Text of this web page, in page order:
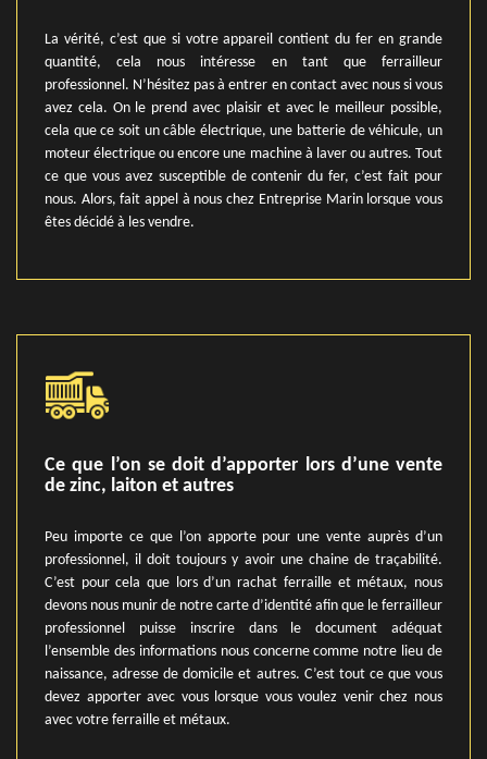
La vérité, c’est que si votre appareil contient du fer en grande
quantité, cela nous intéresse en tant que ferrailleur
professionnel. N’hésitez pas à entrer en contact avec nous si vous
avez cela. On le prend avec plaisir et avec le meilleur possible,
cela que ce soit un câble électrique, une batterie de véhicule, un
moteur électrique ou encore une machine à laver ou autres. Tout
ce que vous avez susceptible de contenir du fer, c’est fait pour
nous. Alors, fait appel à nous chez Entreprise Marin lorsque vous
êtes décidé à les vendre.
Ce que l’on se doit d’apporter lors d’une vente
de zinc, laiton et autres
Peu importe ce que l’on apporte pour une vente auprès d’un
professionnel, il doit toujours y avoir une chaine de traçabilité.
C’est pour cela que lors d’un rachat ferraille et métaux, nous
devons nous munir de notre carte d’identité afin que le ferrailleur
professionnel puisse inscrire dans le document adéquat
l’ensemble des informations nous concerne comme notre lieu de
naissance, adresse de domicile et autres. C’est tout ce que vous
devez apporter avec vous lorsque vous voulez venir chez nous
avec votre ferraille et métaux.